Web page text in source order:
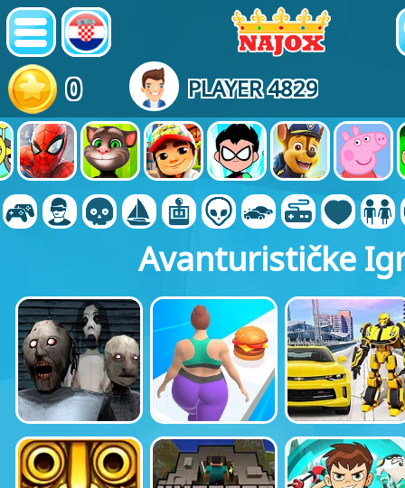
0 PLAYER 4829
Avanturističke